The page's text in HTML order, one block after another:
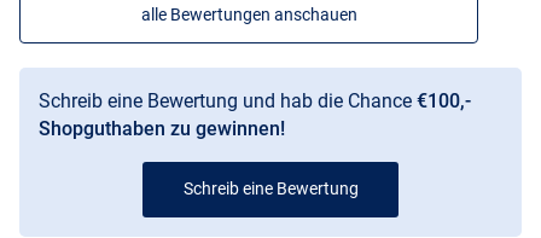
alle Bewertungen anschauen
Schreib eine Bewertung und hab die Chance €100,-
Shopguthaben zu gewinnen!
Schreib eine Bewertung